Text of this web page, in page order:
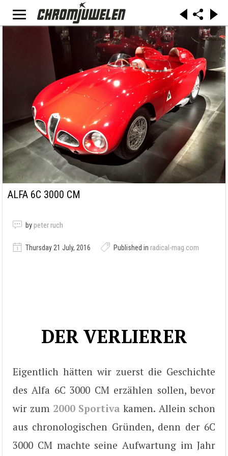
ALFA 6C 3000 CM
by peter ruch
Thursday 21 July, 2016 Published in radical-mag.com
DER VERLIERER
Eigentlich hätten wir zuerst die Geschichte
des Alfa 6C 3000 CM erzählen sollen, bevor
wir zum 2000 Sportiva kamen. Allein schon
aus chronologischen Gründen, denn der 6C
3000 CM machte seine Aufwartung im Jahr